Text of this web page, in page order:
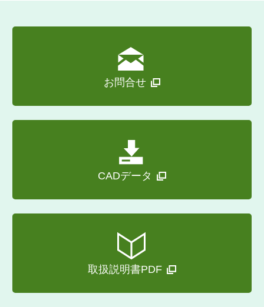
お問合せ
CADデータ
取扱説明書PDF